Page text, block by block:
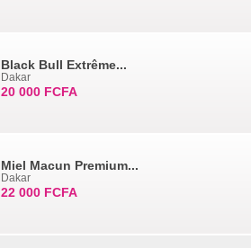
Black Bull Extrême...
Dakar
20 000 FCFA
Miel Macun Premium...
Dakar
22 000 FCFA